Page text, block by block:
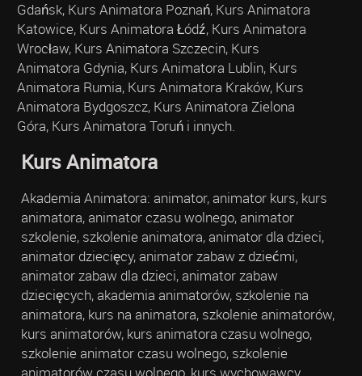
Gdańsk, Kurs Animatora Poznań, Kurs Animatora
Katowice, Kurs Animatora Łódź, Kurs Animatora
Wrocław, Kurs Animatora Szczecin, Kurs
Animatora Gdynia, Kurs Animatora Lublin, Kurs
Animatora Rumia, Kurs Animatora Kraków, Kurs
Animatora Bydgoszcz, Kurs Animatora Zielona
Góra, Kurs Animatora Toruń i innych.
Kurs Animatora
Akademia Animatora: animator, animator kurs, kurs
animatora, animator czasu wolnego, animator
szkolenie, szkolenie animatora, animator dla dzieci,
animator dziecięcy, animator zabaw z dziećmi,
animator zabaw dla dzieci, animator zabaw
dziecięcych, akademia animatorów, szkolenie na
animatora, kurs na animatora, szkolenie animatorów,
kurs animatorów, kurs animatora czasu wolnego,
szkolenie animator czasu wolnego, szkolenie
animatorów czasu wolnego, kurs wychowawcy